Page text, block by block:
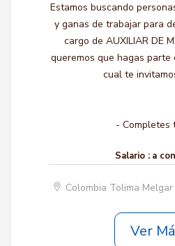
Estamos buscando
y ganas de trabajar para
cargo de AUXILIAR DE
queremos que hagas
cual te
- Completes
Salario : a
Colombia Tolima Melgar
Ver